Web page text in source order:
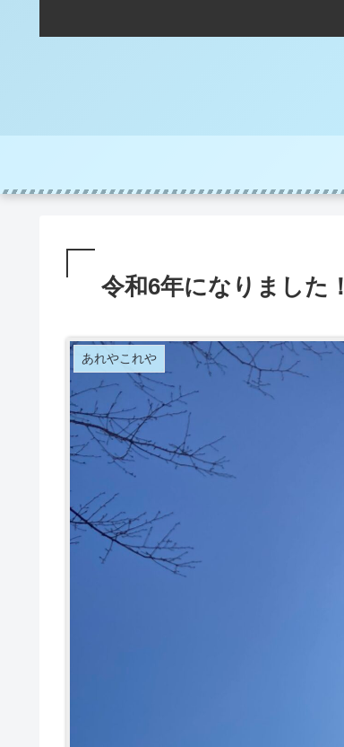
令和6年になりました！
あれやこれや